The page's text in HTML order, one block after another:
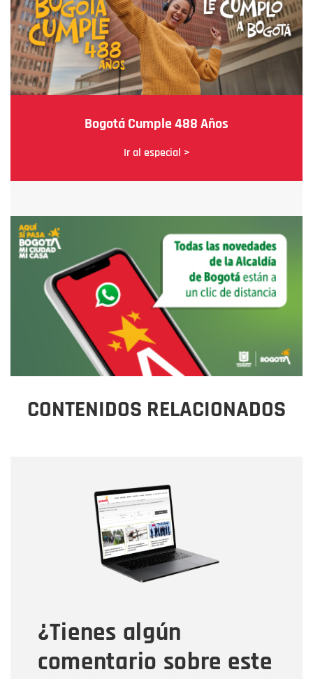
Bogotá Cumple 488 Años
Ir al especial >
CONTENIDOS RELACIONADOS
¿Tienes algún
comentario sobre este
Correo electrónico
Tipo de comentario
Mensaje